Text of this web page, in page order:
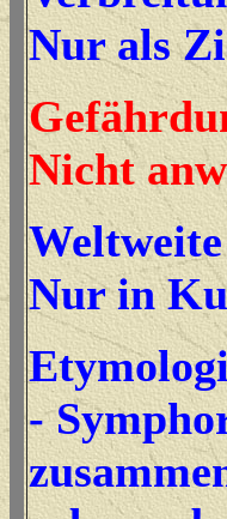
Nur als
Nicht
Nur in
-